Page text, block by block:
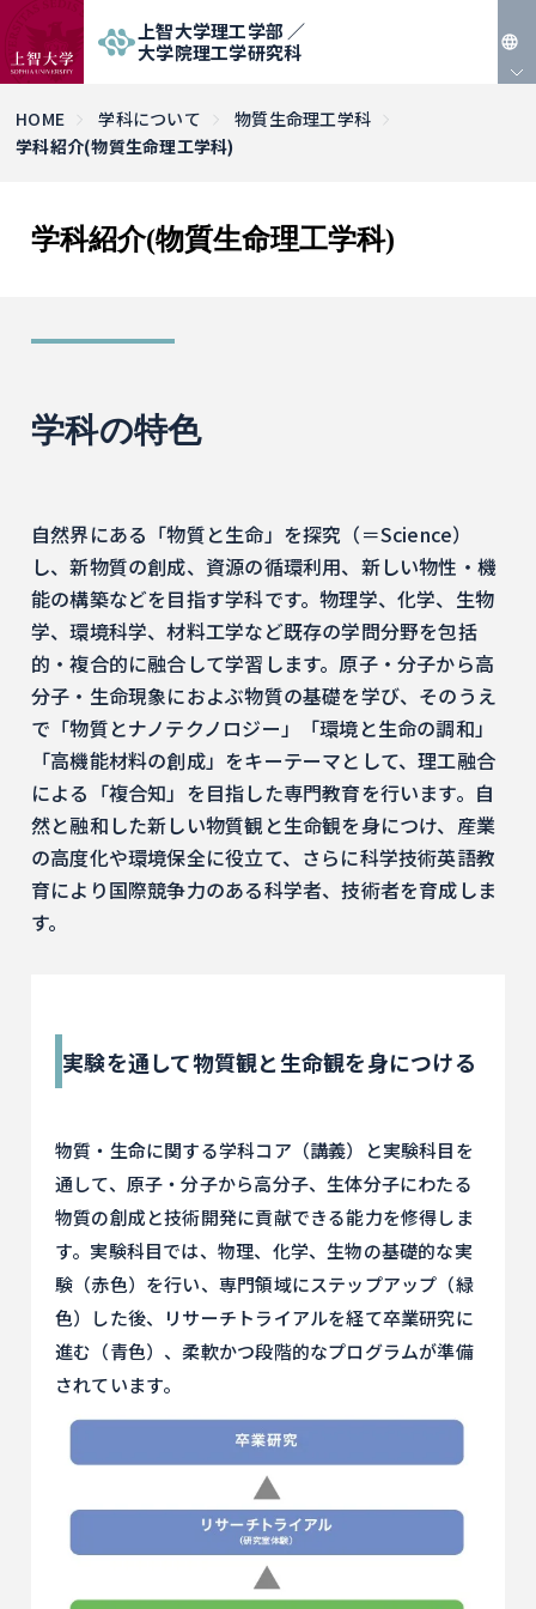
上智大学理工学部 ／
大学院理工学研究科
HOME 学科について
物質生命理工学科
学科紹介(物質生命理工学科)
学科紹介(物質生命理工学科)
学科の特色
自然界にある「物質と生命」を探究（＝Science）
し、新物質の創成、資源の循環利用、新しい物性・機
能の構築などを目指す学科です。物理学、化学、生物
学、環境科学、材料工学など既存の学問分野を包括
的・複合的に融合して学習します。原子・分子から高
分子・生命現象におよぶ物質の基礎を学び、そのうえ
で「物質とナノテクノロジー」「環境と生命の調和」
「高機能材料の創成」をキーテーマとして、理工融合
による「複合知」を目指した専門教育を行います。自
然と融和した新しい物質観と生命観を身につけ、産業
の高度化や環境保全に役立て、さらに科学技術英語教
育により国際競争力のある科学者、技術者を育成しま
す。
実験を通して物質観と生命観を身につける
物質・生命に関する学科コア（講義）と実験科目を
通して、原子・分子から高分子、生体分子にわたる
物質の創成と技術開発に貢献できる能力を修得しま
す。実験科目では、物理、化学、生物の基礎的な実
験（赤色）を行い、専門領域にステップアップ（緑
色）した後、リサーチトライアルを経て卒業研究に
進む（青色）、柔軟かつ段階的なプログラムが準備
されています。